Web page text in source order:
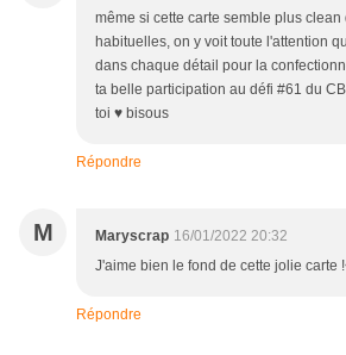
même si cette carte semble plus clean
habituelles, on y voit toute l'attention
dans chaque détail pour la
ta belle participation au défi #61 du
toi ♥ bisous
Répondre
M Maryscrap 16/01/2022 20:32
J'aime bien le fond de cette jolie carte
Répondre